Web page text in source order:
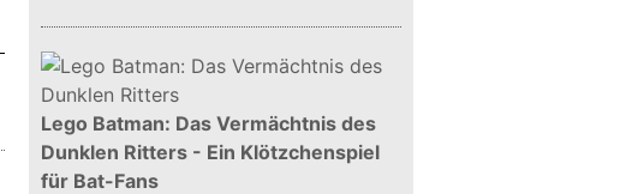
Lego Batman: Das Vermächtnis des
Dunklen Ritters - Ein Klötzchenspiel
für Bat-Fans